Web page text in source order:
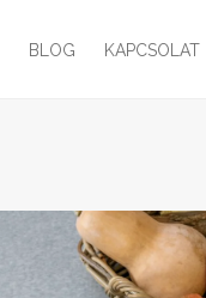
BLOG KAPCSOLAT